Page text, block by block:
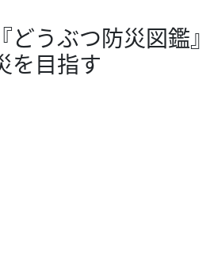
うぶつ防災図鑑
を目指す